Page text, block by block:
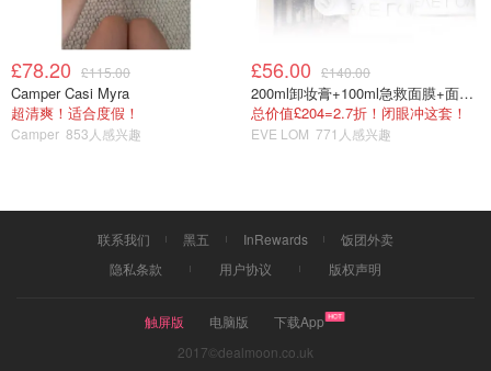
11·11种草机
£78.20 £115.00
Camper Casi Myra
超清爽！适合度假！
Camper 853人感兴趣
£56.00 £140.00
200ml卸妆膏+100ml急救面膜+面霜+洁颜布
总价值£204=2.7折！闭眼冲这套！
EVE LOM 771人感兴趣
联系我们 黑五 InRewards
饭团外卖
隐私条款
用户协议 版权声明
触屏版 电脑版
下载App
2017©dealmoon.co.uk